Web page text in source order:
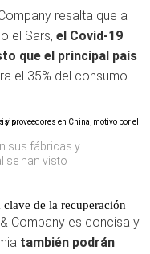
resalta que a
el Sars, el Covid-19
que el principal país
el 35% del consumo
sus fábricas y
se han visto
de la recuperación
Company es concisa y
también podrán